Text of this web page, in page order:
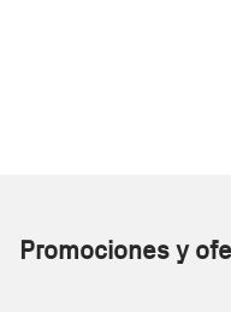
Promociones y